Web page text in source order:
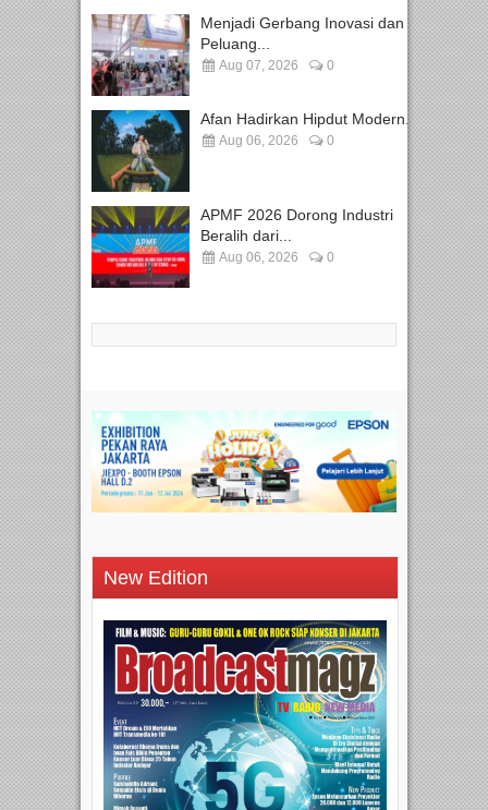
Menjadi Gerbang Inovasi dan
Peluang...
Aug 07, 2026 0
Afan Hadirkan Hipdut Modern...
Aug 06, 2026 0
APMF 2026 Dorong Industri
Beralih dari...
Aug 06, 2026 0
New Edition